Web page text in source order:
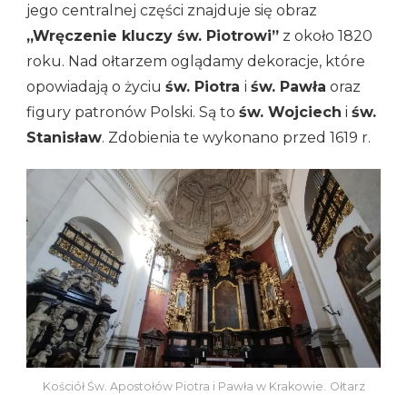
jego centralnej części znajduje się obraz
„Wręczenie kluczy św. Piotrowi” z około 1820
roku. Nad ołtarzem oglądamy dekoracje, które
opowiadają o życiu św. Piotra i św. Pawła oraz
figury patronów Polski. Są to św. Wojciech i św.
Stanisław. Zdobienia te wykonano przed 1619 r.
Kościół Św. Apostołów Piotra i Pawła w Krakowie. Ołtarz